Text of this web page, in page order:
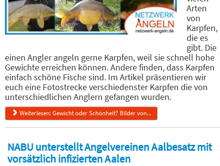
Arten
von
Karpfen,
die es
gibt. Die
einen Angler angeln gerne Karpfen, weil sie schnell hohe
Gewichte erreichen können. Andere finden, dass Karpfen
einfach schöne Fische sind. Im Artikel präsentieren wir
euch eine Fotostrecke verschiedenster Karpfen die von
unterschiedlichen Anglern gefangen wurden.
Weiterlesen: Gewicht oder Schönheit? Bilder von...
NABU unterstellt Angelvereinen Aalbesatz mit
vorsätzlich infizierten Aalen